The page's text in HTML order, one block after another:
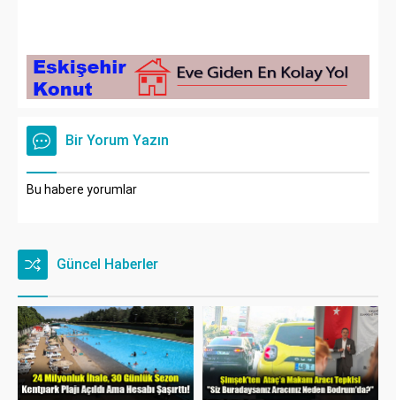
Bir Yorum Yazın
Bu habere yorumlar
Güncel Haberler